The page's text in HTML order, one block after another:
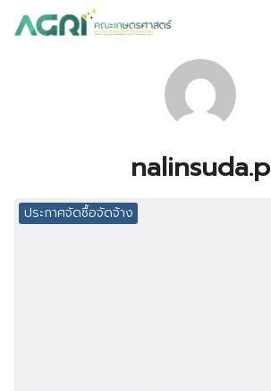
nalinsuda.p
ประกาศจัดซื้อจัดจ้าง